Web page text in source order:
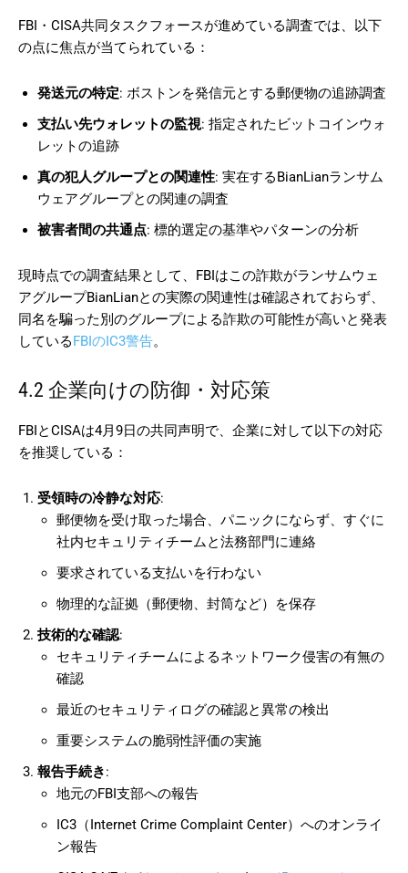
FBI・CISA共同タスクフォースが進めている調査では、以下
の点に焦点が当てられている：
発送元の特定: ボストンを発信元とする郵便物の追跡調査
支払い先ウォレットの監視: 指定されたビットコインウォ
レットの追跡
真の犯人グループとの関連性: 実在するBianLianランサム
ウェアグループとの関連の調査
被害者間の共通点: 標的選定の基準やパターンの分析
現時点での調査結果として、FBIはこの詐欺がランサムウェ
アグループBianLianとの実際の関連性は確認されておらず、
同名を騙った別のグループによる詐欺の可能性が高いと発表
しているFBIのIC3警告。
4.2 企業向けの防御・対応策
FBIとCISAは4月9日の共同声明で、企業に対して以下の対応
を推奨している：
受領時の冷静な対応:
郵便物を受け取った場合、パニックにならず、すぐに
社内セキュリティチームと法務部門に連絡
要求されている支払いを行わない
物理的な証拠（郵便物、封筒など）を保存
技術的な確認:
セキュリティチームによるネットワーク侵害の有無の
確認
最近のセキュリティログの確認と異常の検出
重要システムの脆弱性評価の実施
報告手続き:
地元のFBI支部への報告
IC3（Internet Crime Complaint Center）へのオンライ
ン報告